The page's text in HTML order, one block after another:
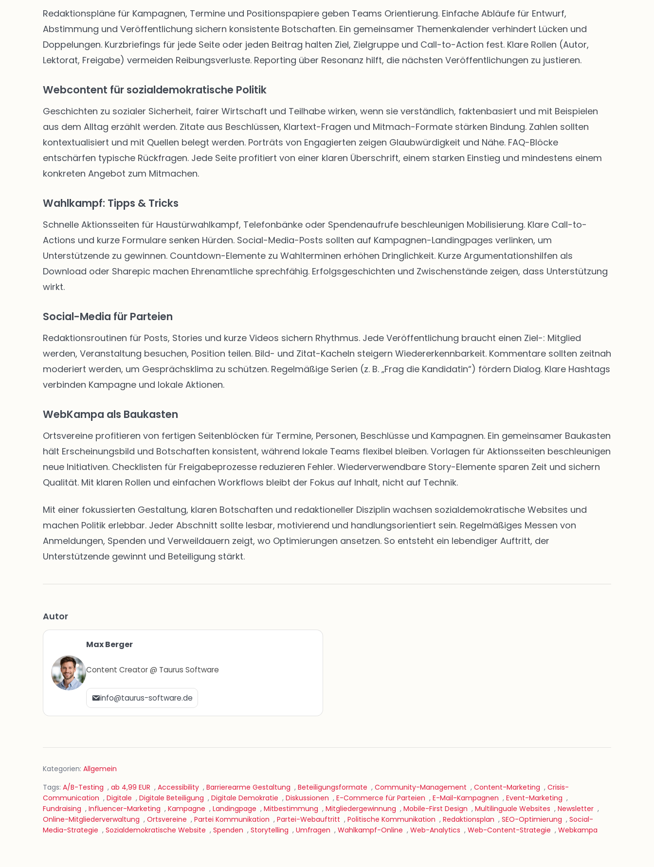
Redaktionspläne für Kampagnen, Termine und Positionspapiere geben Teams Orientierung. Einfache Abläufe für Entwurf,
Abstimmung und Veröffentlichung sichern konsistente Botschaften. Ein gemeinsamer Themenkalender verhindert Lücken und
Doppelungen. Kurzbriefings für jede Seite oder jeden Beitrag halten Ziel, Zielgruppe und Call-to-Action fest. Klare Rollen (Autor,
Lektorat, Freigabe) vermeiden Reibungsverluste. Reporting über Resonanz hilft, die nächsten Veröffentlichungen zu justieren.
Webcontent für sozialdemokratische Politik
Geschichten zu sozialer Sicherheit, fairer Wirtschaft und Teilhabe wirken, wenn sie verständlich, faktenbasiert und mit Beispielen
aus dem Alltag erzählt werden. Zitate aus Beschlüssen, Klartext-Fragen und Mitmach-Formate stärken Bindung. Zahlen sollten
kontextualisiert und mit Quellen belegt werden. Porträts von Engagierten zeigen Glaubwürdigkeit und Nähe. FAQ-Blöcke
entschärfen typische Rückfragen. Jede Seite profitiert von einer klaren Überschrift, einem starken Einstieg und mindestens einem
konkreten Angebot zum Mitmachen.
Wahlkampf: Tipps & Tricks
Schnelle Aktionsseiten für Haustürwahlkampf, Telefonbänke oder Spendenaufrufe beschleunigen Mobilisierung. Klare Call-to-
Actions und kurze Formulare senken Hürden. Social-Media-Posts sollten auf Kampagnen-Landingpages verlinken, um
Unterstützende zu gewinnen. Countdown-Elemente zu Wahlterminen erhöhen Dringlichkeit. Kurze Argumentationshilfen als
Download oder Sharepic machen Ehrenamtliche sprechfähig. Erfolgsgeschichten und Zwischenstände zeigen, dass Unterstützung
wirkt.
Social-Media für Parteien
Redaktionsroutinen für Posts, Stories und kurze Videos sichern Rhythmus. Jede Veröffentlichung braucht einen Ziel-: Mitglied
werden, Veranstaltung besuchen, Position teilen. Bild- und Zitat-Kacheln steigern Wiedererkennbarkeit. Kommentare sollten zeitnah
moderiert werden, um Gesprächsklima zu schützen. Regelmäßige Serien (z. B. „Frag die Kandidatin“) fördern Dialog. Klare Hashtags
verbinden Kampagne und lokale Aktionen.
WebKampa als Baukasten
Ortsvereine profitieren von fertigen Seitenblöcken für Termine, Personen, Beschlüsse und Kampagnen. Ein gemeinsamer Baukasten
hält Erscheinungsbild und Botschaften konsistent, während lokale Teams flexibel bleiben. Vorlagen für Aktionsseiten beschleunigen
neue Initiativen. Checklisten für Freigabeprozesse reduzieren Fehler. Wiederverwendbare Story-Elemente sparen Zeit und sichern
Qualität. Mit klaren Rollen und einfachen Workflows bleibt der Fokus auf Inhalt, nicht auf Technik.
Mit einer fokussierten Gestaltung, klaren Botschaften und redaktioneller Disziplin wachsen sozialdemokratische Websites und
machen Politik erlebbar. Jeder Abschnitt sollte lesbar, motivierend und handlungsorientiert sein. Regelmäßiges Messen von
Anmeldungen, Spenden und Verweildauern zeigt, wo Optimierungen ansetzen. So entsteht ein lebendiger Auftritt, der
Unterstützende gewinnt und Beteiligung stärkt.
Autor
Max Berger
Content Creator @ Taurus Software
info@taurus-software.de
Kategorien: Allgemein
Tags: A/B-Testing , ab 4,99 EUR , Accessibility , Barrierearme Gestaltung , Beteiligungsformate , Community-Management , Content-Marketing , Crisis-
Communication , Digitale , Digitale Beteiligung , Digitale Demokratie , Diskussionen , E-Commerce für Parteien , E-Mail-Kampagnen , Event-Marketing ,
Fundraising , Influencer-Marketing , Kampagne , Landingpage , Mitbestimmung , Mitgliedergewinnung , Mobile-First Design , Multilinguale Websites , Newsletter ,
Online-Mitgliederverwaltung , Ortsvereine , Partei Kommunikation , Partei-Webauftritt , Politische Kommunikation , Redaktionsplan , SEO-Optimierung , Social-
Media-Strategie , Sozialdemokratische Website , Spenden , Storytelling , Umfragen , Wahlkampf-Online , Web-Analytics , Web-Content-Strategie , Webkampa